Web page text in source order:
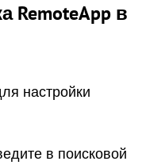
RemoteApp в
настройки
в поисковой